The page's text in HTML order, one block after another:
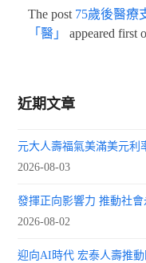
The post 75歲後醫療
「醫」
appeared first
近期文章
元大人壽福氣美滿美元利
2026-08-03
發揮正向影響力 推動社
2026-08-02
迎向AI時代 宏泰人壽推